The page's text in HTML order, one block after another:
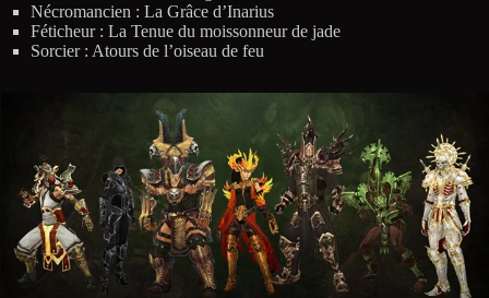
Nécromancien : La Grâce d’Inarius
Féticheur : La Tenue du moissonneur de jade
Sorcier : Atours de l’oiseau de feu